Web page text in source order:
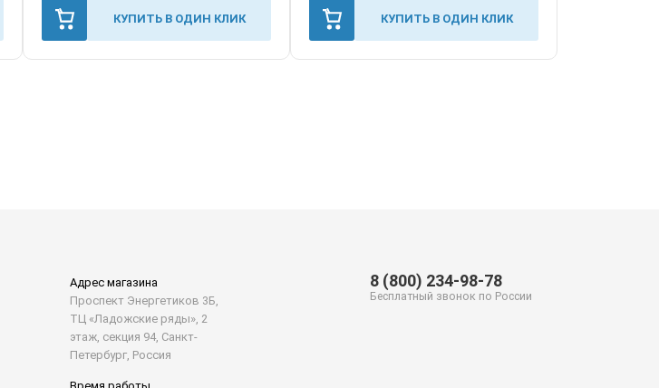
КУПИТЬ В ОДИН КЛИК КУПИТЬ В ОДИН КЛИК
Адрес магазина
Проспект Энергетиков 3Б,
ТЦ «Ладожские ряды», 2
этаж, секция 94, Санкт-
Петербург, Россия
8 (800) 234-98-78
Бесплатный звонок по России